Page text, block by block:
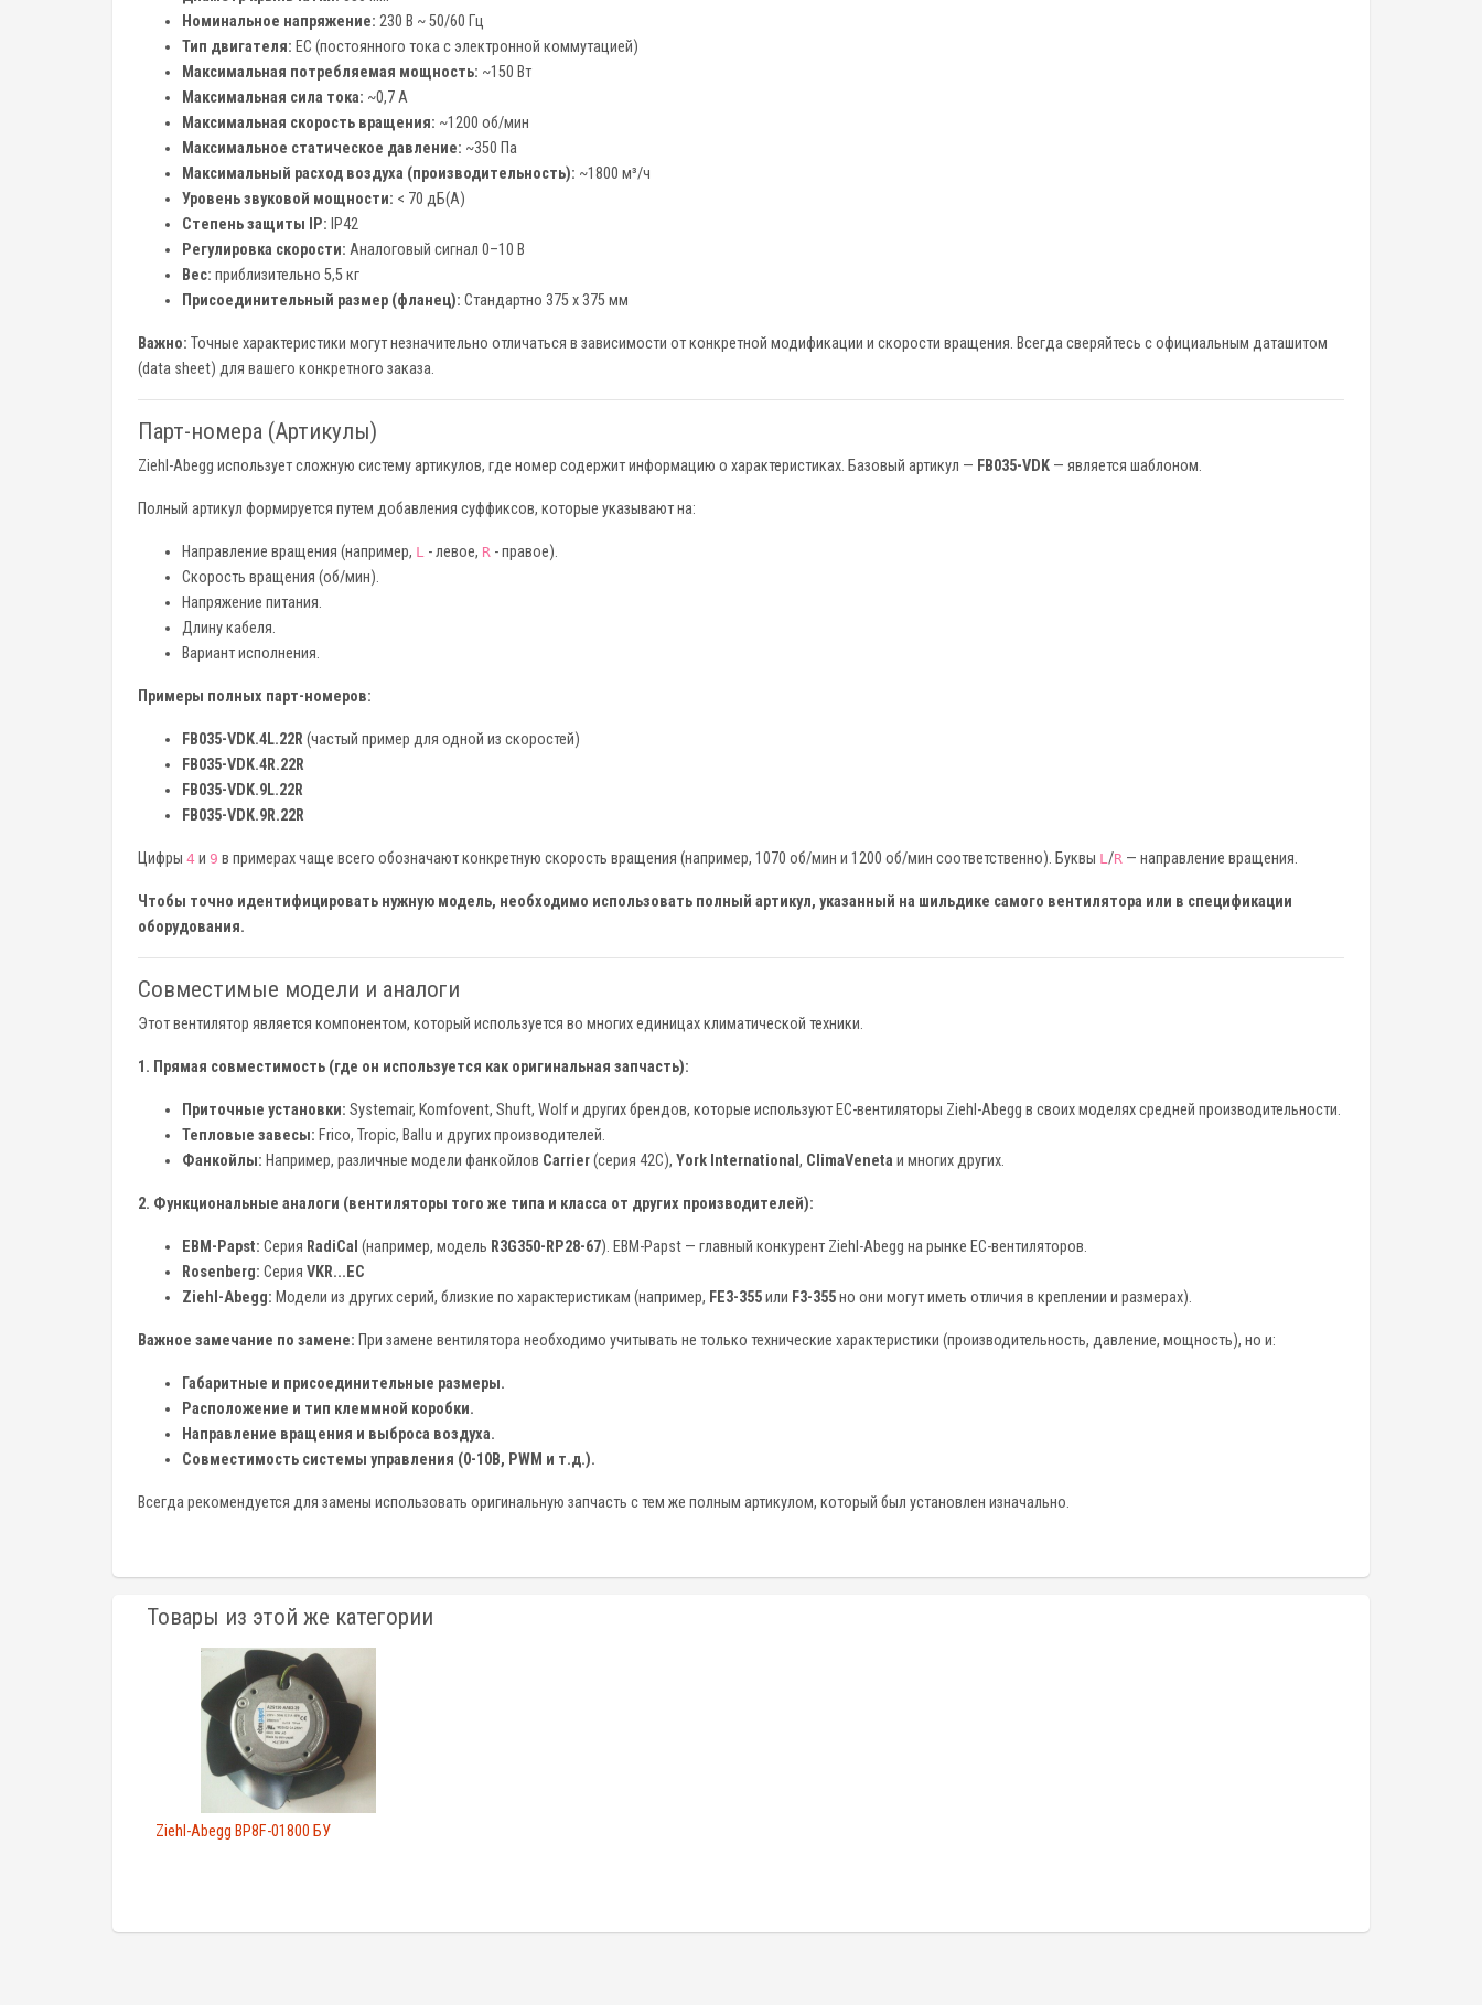
Номинальное напряжение: 230 В ~ 50/60 Гц
Тип двигателя: EC (постоянного тока с электронной коммутацией)
Максимальная потребляемая мощность: ~150 Вт
Максимальная сила тока: ~0,7 А
Максимальная скорость вращения: ~1200 об/мин
Максимальное статическое давление: ~350 Па
Максимальный расход воздуха (производительность): ~1800 м³/ч
Уровень звуковой мощности: < 70 дБ(А)
Степень защиты IP: IP42
Регулировка скорости: Аналоговый сигнал 0–10 В
Вес: приблизительно 5,5 кг
Присоединительный размер (фланец): Стандартно 375 x 375 мм
Важно: Точные характеристики могут незначительно отличаться в зависимости от конкретной модификации и скорости вращения. Всегда сверяйтесь с официальным даташитом
(data sheet) для вашего конкретного заказа.
Парт-номера (Артикулы)
Ziehl-Abegg использует сложную систему артикулов, где номер содержит информацию о характеристиках. Базовый артикул — FB035-VDK — является шаблоном.
Полный артикул формируется путем добавления суффиксов, которые указывают на:
Направление вращения (например, L - левое, R - правое).
Скорость вращения (об/мин).
Напряжение питания.
Длину кабеля.
Вариант исполнения.
Примеры полных парт-номеров:
FB035-VDK.4L.22R (частый пример для одной из скоростей)
FB035-VDK.4R.22R
FB035-VDK.9L.22R
FB035-VDK.9R.22R
Цифры 4 и 9 в примерах чаще всего обозначают конкретную скорость вращения (например, 1070 об/мин и 1200 об/мин соответственно). Буквы L/R — направление вращения.
Чтобы точно идентифицировать нужную модель, необходимо использовать полный артикул, указанный на шильдике самого вентилятора или в спецификации
оборудования.
Совместимые модели и аналоги
Этот вентилятор является компонентом, который используется во многих единицах климатической техники.
1. Прямая совместимость (где он используется как оригинальная запчасть):
Приточные установки: Systemair, Komfovent, Shuft, Wolf и других брендов, которые используют EC-вентиляторы Ziehl-Abegg в своих моделях средней производительности.
Тепловые завесы: Frico, Tropic, Ballu и других производителей.
Фанкойлы: Например, различные модели фанкойлов Carrier(серия 42C), York International , ClimaVeneta и многих других.
2. Функциональные аналоги (вентиляторы того же типа и класса от других производителей):
EBM-Papst: Серия RadiCal (например, модель R3G350-RP28-67). EBM-Papst — главный конкурент Ziehl-Abegg на рынке EC-вентиляторов.
Rosenberg: Серия VKR...EC
Ziehl-Abegg: Модели из других серий, близкие по характеристикам (например, FE3-355или F3-355но они могут иметь отличия в креплении и размерах).
Важное замечание по замене: При замене вентилятора необходимо учитывать не только технические характеристики (производительность, давление, мощность), но и:
Габаритные и присоединительные размеры.
Расположение и тип клеммной коробки.
Направление вращения и выброса воздуха.
Совместимость системы управления (0-10В, PWM и т.д.).
Всегда рекомендуется для замены использовать оригинальную запчасть с тем же полным артикулом, который был установлен изначально.
Товары из этой же категории
Ziehl-Abegg BP8F-01800 БУ